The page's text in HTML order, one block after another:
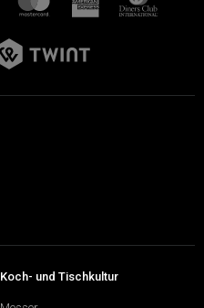
Koch- und Tischkultur